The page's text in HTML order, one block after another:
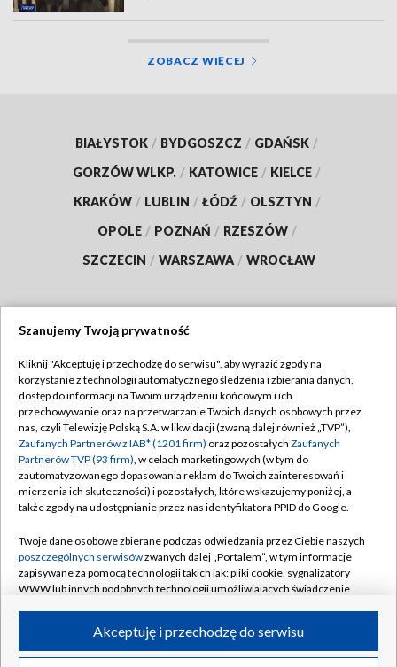
ZOBACZ WIĘCEJ
BIAŁYSTOK / BYDGOSZCZ / GDAŃSK /
GORZÓW WLKP. / KATOWICE / KIELCE /
KRAKÓW / LUBLIN / ŁÓDŹ / OLSZTYN /
OPOLE / POZNAŃ / RZESZÓW /
SZCZECIN / WARSZAWA / WROCŁAW
TVP
Abonament TVP
Emisja w TVP
Centrum informacji TVP
Naziemna Telewizja Cyfrowa
Rada Programowa
System NOS
Informacje o nadawcy
Program dla prasy
Regulamin TVP
Polityka prywatności
Moje zgody
Pomoc
Kontakt
Kanały
©2026 Telewizja Polska S.A. w likwidacji
Szanujemy Twoją prywatność
Kliknij "Akceptuję i przechodzę do serwisu", aby wyrazić zgody na
korzystanie z technologii automatycznego śledzenia i zbierania danych,
dostęp do informacji na Twoim urządzeniu końcowym i ich
przechowywanie oraz na przetwarzanie Twoich danych osobowych przez
nas, czyli Telewizję Polską S.A. w likwidacji (zwaną dalej również „TVP”),
Zaufanych Partnerów z IAB* (1201 firm) oraz pozostałych Zaufanych
Partnerów TVP (93 firm), w celach marketingowych (w tym do
zautomatyzowanego dopasowania reklam do Twoich zainteresowań i
mierzenia ich skuteczności) i pozostałych, które wskazujemy poniżej, a
także zgody na udostępnianie przez nas identyfikatora PPID do Google.
Twoje dane osobowe zbierane podczas odwiedzania przez Ciebie naszych
poszczególnych serwisówzwanych dalej „Portalem”, w tym informacje
zapisywane za pomocą technologii takich jak: pliki cookie, sygnalizatory
WWW lub innych podobnych technologii umożliwiających świadczenie
ruchu w Internecie.Akceptuję i przechodzę do serwisu